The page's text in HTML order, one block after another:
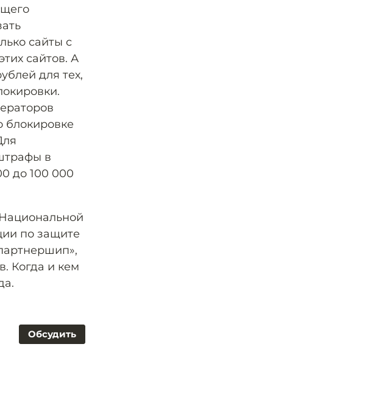
сайты с
сайтов. А
для тех,
блокировке
в
до 100 000
по защите
Когда и кем
Обсудить